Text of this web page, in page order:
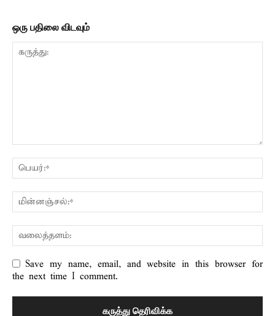
ஒரு பதிலை விடவும்
Save my name, email, and website in this browser for
the next time I comment.